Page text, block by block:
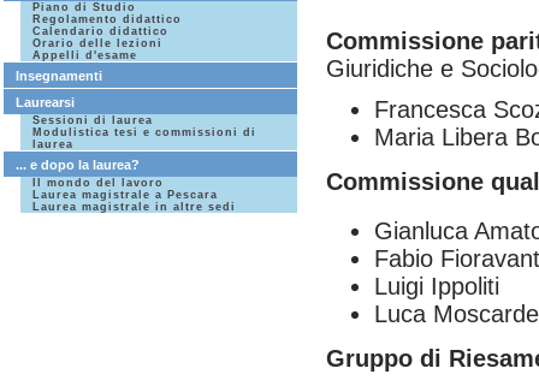
Piano di Studio
Regolamento didattico
Calendario didattico
Orario delle lezioni
Appelli d'esame
Insegnamenti
Laurearsi
Sessioni di laurea
Modulistica tesi e commissioni di
laurea
... e dopo la laurea?
Il mondo del lavoro
Laurea magistrale a Pescara
Laurea magistrale in altre sedi
Commissione
Giuridiche e
Francesca
Maria Libera
Commissione
Gianluca
Fabio
Luigi Ippoliti
Luca
Gruppo di